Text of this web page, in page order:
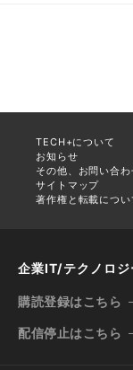
TECH+について
お知らせ
その他、お問い合わ
サイトマップ
著作権と転載につい
企業IT/テクノロ
購読登録はこちら
配信停止はこちら